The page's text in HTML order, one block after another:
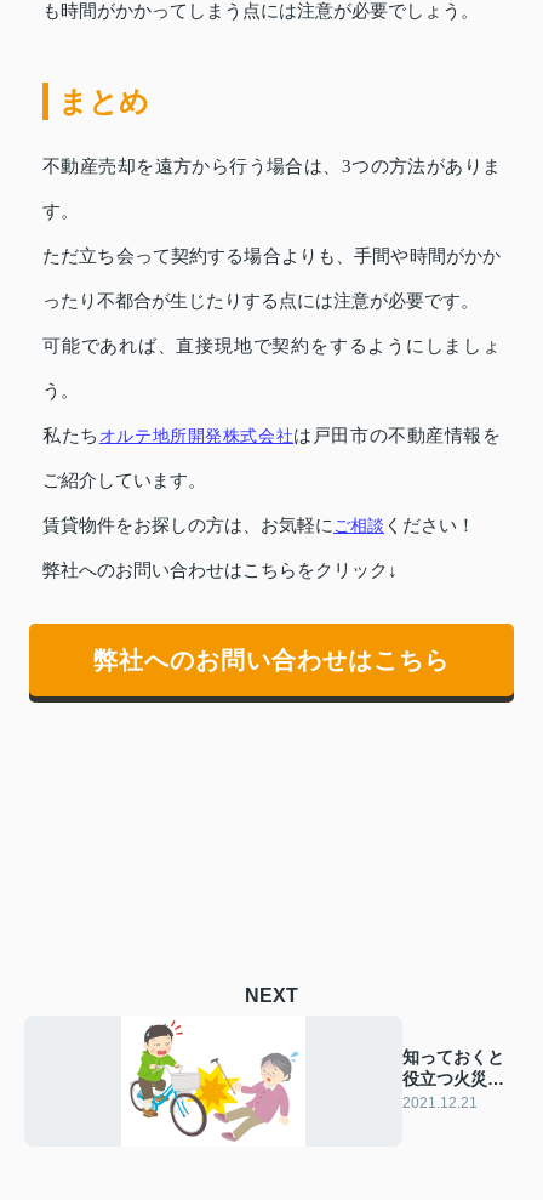
も時間がかかってしまう点には注意が必要でしょう。
まとめ
不動産売却を遠方から行う場合は、3つの方法がありま
す。
ただ立ち会って契約する場合よりも、手間や時間がかか
ったり不都合が生じたりする点には注意が必要です。
可能であれば、直接現地で契約をするようにしましょ
う。
私たち オルテ地所開発株式会社は戸田市の不動産情報を
ご紹介しています。
賃貸物件をお探しの方は、お気軽に ご相談 ください！
弊社へのお問い合わせはこちらをクリック↓
弊社へのお問い合わせはこちら
NEXT
知っておくと
役立つ火災保
険の個人賠償
2021.12.21